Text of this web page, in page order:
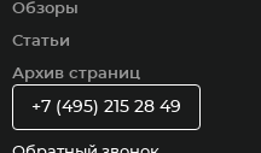
Обзоры
Статьи
Архив страниц
+7 (495) 215 28 49